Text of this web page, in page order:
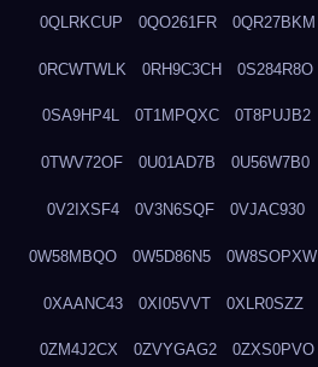
0QLRKCUP 0QO261FR 0QR27BKM
0RCWTWLK 0RH9C3CH 0S284R8O
0SA9HP4L 0T1MPQXC 0T8PUJB2
0TWV72OF 0U01AD7B 0U56W7B0
0V2IXSF4 0V3N6SQF 0VJAC930
0W58MBQO 0W5D86N5 0W8SOPXW
0XAANC43 0XI05VVT 0XLR0SZZ
0ZM4J2CX 0ZVYGAG2 0ZXS0PVO